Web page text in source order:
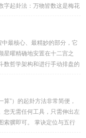
字起卦法：万物皆数这是梅花
分；如果是奇数位，则前部
256：前一位 2 为上卦后两
最核心、最精妙的部分，它
星曜精确地安置在十二宫之
数哲学架构和进行手动排盘的
现：二、 核心安星诀详解1.
安星的第一步，至关重要。口
天同行，...
算”）的起卦方法非常简便，
您无需任何工具，只需伸出左
索骥即可。 掌诀定位与五行